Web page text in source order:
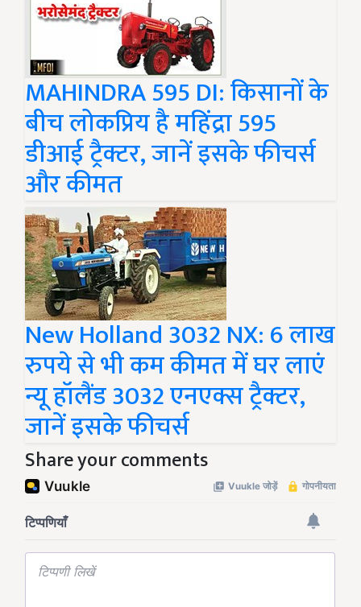
MAHINDRA 595 DI: किसानों के
बीच लोकप्रिय है महिंद्रा 595
डीआई ट्रैक्टर, जानें इसके फीचर्स
और कीमत
New Holland 3032 NX: 6 लाख
रुपये से भी कम कीमत में घर लाएं
न्यू हॉलैंड 3032 एनएक्स ट्रैक्टर,
जानें इसके फीचर्स
Share your comments